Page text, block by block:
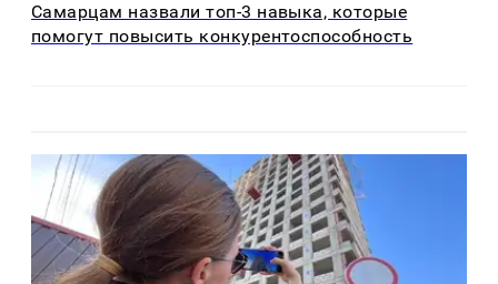
Самарцам назвали топ-3 навыка, которые
помогут повысить конкурентоспособность